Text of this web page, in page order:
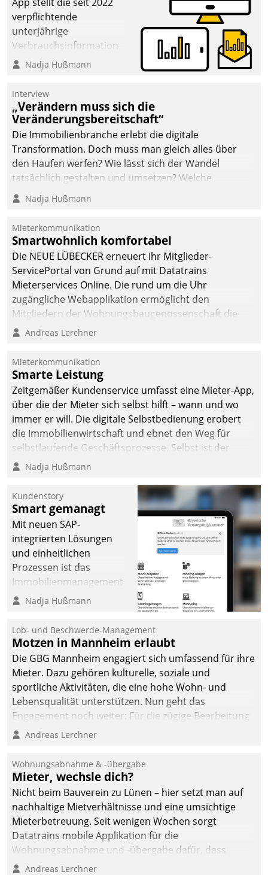
verpflichtende
unterjährige
Verbrauchsinformation
schnell, zuverlässig und
Die monatlichen
Mitteilungen zum
Heizungs- und
Wasserverbrauch gehen
automatisiert, vollständig
und auf Wunsch über
mehrere zuvor
Kommunikationswege bei
Nadja Hußmann
Interview
„Verändern muss sich die
Veränderungsbereitschaft“
Die Immobilienbranche erlebt die digitale
Transformation. Doch muss man gleich alles über
den Haufen werfen? Wie lässt sich der Wandel
tatsächlich gestalten und umsetzen? Welche
Argumente zählen wirklich?
Nadja Hußmann
Mieterkommunikation
Smartwohnlich komfortabel
Die NEUE LÜBECKER erneuert ihr Mitglieder-
ServicePortal von Grund auf mit Datatrains
Mieterservices Online. Die rund um die Uhr
zugängliche Webapplikation ermöglicht den
Mitgliedern der Wohnungs­bau­genossenschaft die
Kontaktaufnahme per Smartphone, Tablet oder PC.
Andreas Lerchner
Mieterkommunikation
Smarte Leistung
Zeitgemäßer Kundenservice umfasst eine Mieter-App,
über die der Mieter sich selbst hilft – wann und wo
immer er will. Die digitale Selbstbedienung erobert
die Immobilienwirtschaft und ebnet den Weg für
selbstlaufende Geschäftsprozesse. Selbst ist der
Kunde und smart der Serviceanbieter.
Nadja Hußmann
Kundenstory
Smart gemanagt
Mit neuen SAP-
integrierten Lösungen
und einheitlichen
Prozessen ist das
Immobilienmanagement
der Bayerischen
Ressort Kapitalanlage für
künftige Aufgaben und
Herausforderungen
gerüstet.
Nadja Hußmann
Lob- und Beschwerde-Management
Motzen in Mannheim erlaubt
Die GBG Mannheim engagiert sich umfassend für ihre
Mieter. Dazu gehören kulturelle, soziale und
sportliche Aktivitäten, die eine hohe Wohn- und
Lebensqualität unterstützen. Nun geht das
Engagement noch weiter: Für die zügige Bearbeitung
von Beschwerden – oder Lob – richtet das
und Beschwerde-Management einen eigenen Kanal
ein.
Andreas Lerchner
Wohnungsabnahme & -übergabe
Mieter, wechsle dich?
Nicht beim Bauverein zu Lünen – hier setzt man auf
nachhaltige Mietverhältnisse und eine umsichtige
Mieterbetreuung. Seit wenigen Wochen sorgt
Datatrains mobile Applikation für die
Wohnungsabnahme und -übergabe dafür, dass
Mieter wohlgeordnet kommen und, so es sein muss,
Andreas Lerchner